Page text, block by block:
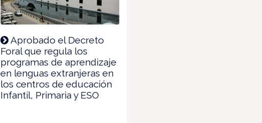
Aprobado el Decreto
Foral que regula los
programas de aprendizaje
en lenguas extranjeras en
los centros de educación
Infantil, Primaria y ESO